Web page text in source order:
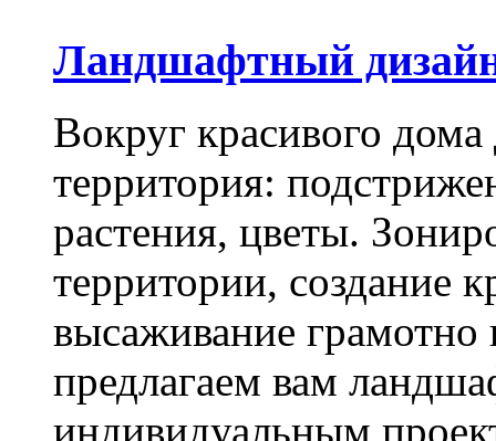
Ландшафтный
Вокруг красивого
территория:
растения, цветы.
территории, создание
высаживание
предлагаем вам
индивидуальным